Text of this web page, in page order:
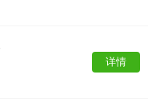
详情